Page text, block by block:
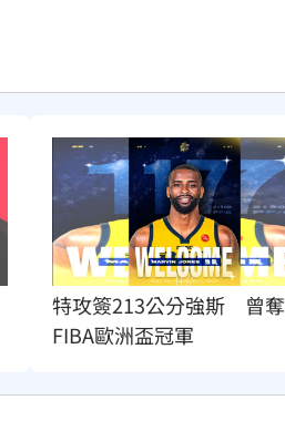
特攻簽213公分強斯　曾奪
FIBA歐洲盃冠軍